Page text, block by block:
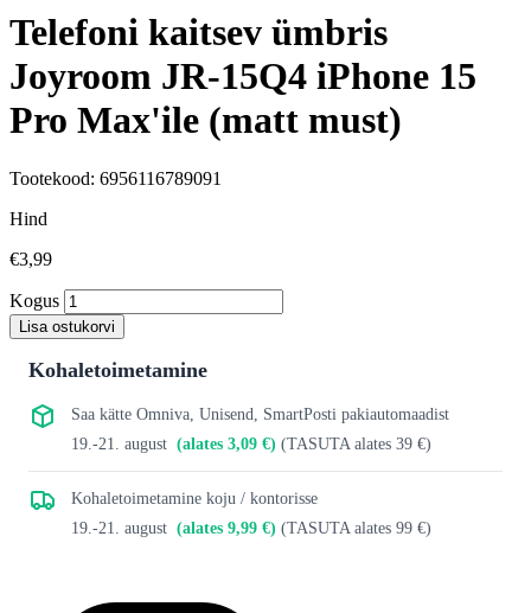
Telefoni kaitsev ümbris
Joyroom JR-15Q4 iPhone 15
Pro Max'ile (matt must)
Tootekood: 6956116789091
Hind
€3,99
Kogus
Lisa ostukorvi
Kohaletoimetamine
Saa kätte Omniva, Unisend, SmartPosti pakiautomaadist
19.-21. august (alates 3,09 €) (TASUTA alates 39 €)
Kohaletoimetamine koju / kontorisse
19.-21. august (alates 9,99 €) (TASUTA alates 99 €)